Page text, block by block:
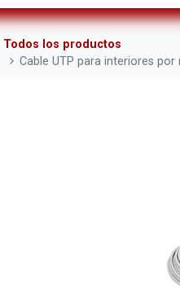
Todos los productos
Cable UTP para interiores